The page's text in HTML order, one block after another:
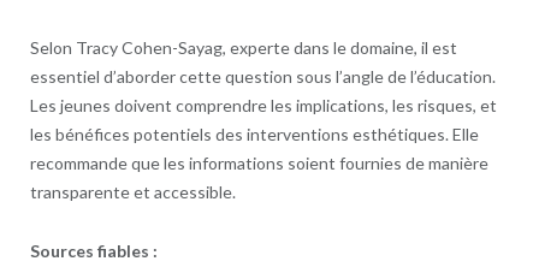
Selon Tracy Cohen-Sayag, experte dans le domaine, il est
essentiel d’aborder cette question sous l’angle de l’éducation.
Les jeunes doivent comprendre les implications, les risques, et
les bénéfices potentiels des interventions esthétiques. Elle
recommande que les informations soient fournies de manière
transparente et accessible.
Sources fiables :